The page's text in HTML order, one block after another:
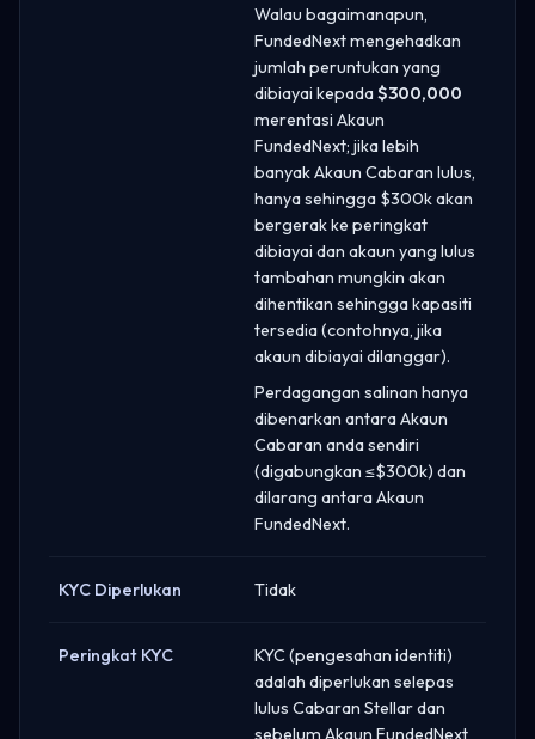
Walau bagaimanapun,
FundedNext mengehadkan
jumlah peruntukan yang
dibiayai kepada$300,000
merentasi Akaun
FundedNext; jika lebih
banyak Akaun Cabaran lulus,
hanya sehingga $300k akan
bergerak ke peringkat
dibiayai dan akaun yang lulus
tambahan mungkin akan
dihentikan sehingga kapasiti
tersedia (contohnya, jika
akaun dibiayai dilanggar).
Perdagangan salinan hanya
dibenarkan antara Akaun
Cabaran anda sendiri
(digabungkan ≤$300k) dan
dilarang antara Akaun
FundedNext.
KYC Diperlukan Tidak
Peringkat KYC
KYC (pengesahan identiti)
adalah diperlukan selepas
lulus Cabaran Stellar dan
sebelum Akaun FundedNext